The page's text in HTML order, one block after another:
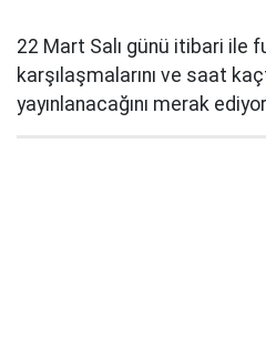
22 Mart Salı günü itibari ile
karşılaşmalarını ve saat
yayınlanacağını merak